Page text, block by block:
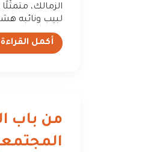
الزمالك،
لبيب ونائبه
أكمل
من باب